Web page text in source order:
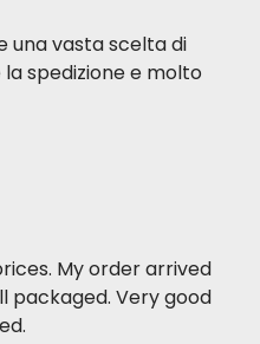
una vasta scelta di
spedizione e molto
My order arrived
packaged. Very good